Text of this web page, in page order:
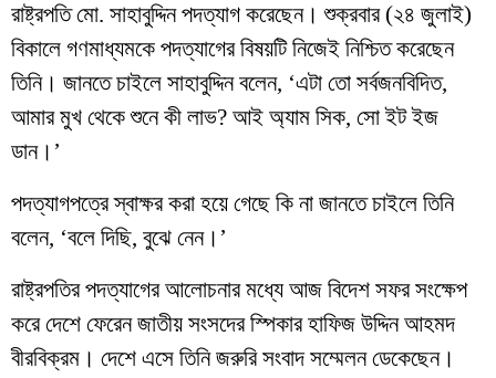
রাষ্ট্রপতি মো. সাহাবুদ্দিন পদত্যাগ করেছেন। শুক্রবার (২৪ জুলাই)
বিকালে গণমাধ্যমকে পদত্যাগের বিষয়টি নিজেই নিশ্চিত করেছেন
তিনি। জানতে চাইলে সাহাবুদ্দিন বলেন, ‘এটা তো সর্বজনবিদিত,
আমার মুখ থেকে শুনে কী লাভ? আই অ্যাম সিক, সো ইট ইজ
ডান।’
পদত্যাগপত্রে স্বাক্ষর করা হয়ে গেছে কি না জানতে চাইলে তিনি
বলেন, ‘বলে দিছি, বুঝে নেন।’
রাষ্ট্রপতির পদত্যাগের আলোচনার মধ্যে আজ বিদেশ সফর সংক্ষেপ
করে দেশে ফেরেন জাতীয় সংসদের স্পিকার হাফিজ উদ্দিন আহমদ
বীরবিক্রম। দেশে এসে তিনি জরুরি সংবাদ সম্মেলন ডেকেছেন।